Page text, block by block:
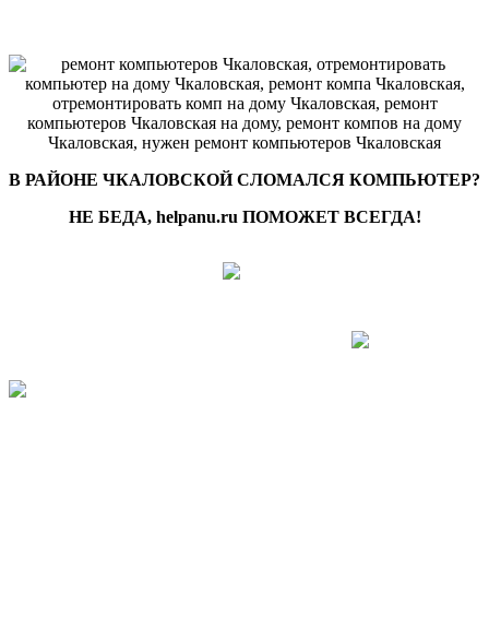
В РАЙОНЕ ЧКАЛОВСКОЙ СЛОМАЛСЯ КОМПЬЮТЕР?
НЕ БЕДА, helpanu.ru ПОМОЖЕТ ВСЕГДА!